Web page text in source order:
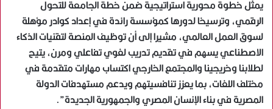
يمثل خطوة محورية استراتيجية ضمن خطة الجامعة للتحول
الرقمي، وترسيخا لدورها كمؤسسة رائدة في إعداد كوادر مؤهلة
لسوق العمل العالمي، مشيرا إلى أن توظيف المنصة لتقنيات الذكاء
الاصطناعي يسهم في تقديم تدريب لغوي تفاعلي ومرن، يتيح
لطلابنا وخريجينا والمجتمع الخارجي اكتساب مهارات متقدمة في
مختلف اللغات، بما يعزز تنافسيتهم ويدعم مستهدفات الدولة
المصرية في بناء الإنسان المصري والجمهورية الجديدة”.